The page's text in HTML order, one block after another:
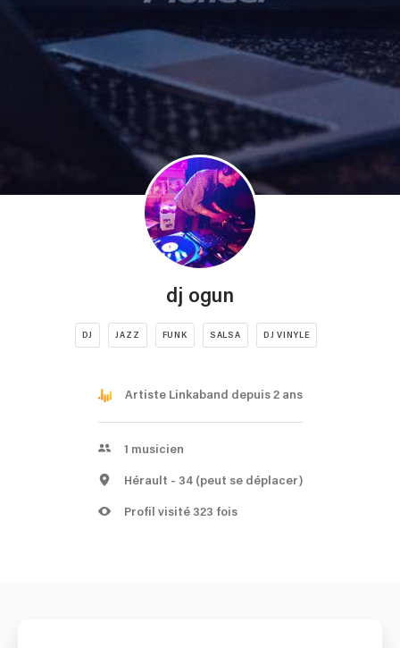
dj ogun
DJ JAZZ FUNK SALSA DJ VINYLE
Artiste Linkaband depuis 2 ans
1 musicien
Hérault - 34 (peut se déplacer)
Profil visité 323 fois